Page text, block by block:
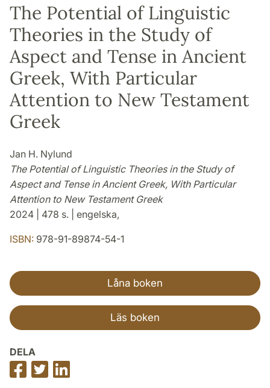
The Potential of Linguistic
Theories in the Study of
Aspect and Tense in Ancient
Greek, With Particular
Attention to New Testament
Greek
Jan H. Nylund
The Potential of Linguistic Theories in the Study of
Aspect and Tense in Ancient Greek, With Particular
Attention to New Testament Greek
2024 | 478 s. | engelska,
ISBN: 978-91-89874-54-1
Låna boken
Läs boken
DELA
Dela
på
Dela
på
på